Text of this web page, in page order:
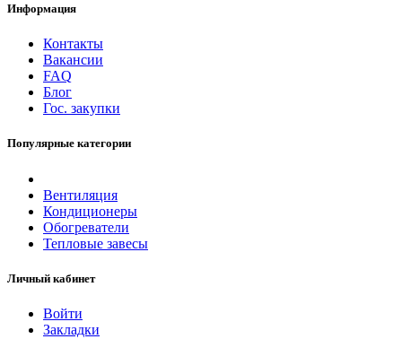
Информация
Контакты
Вакансии
FAQ
Блог
Гос. закупки
Популярные категории
Вентиляция
Кондиционеры
Обогреватели
Тепловые завесы
Личный кабинет
Войти
Закладки